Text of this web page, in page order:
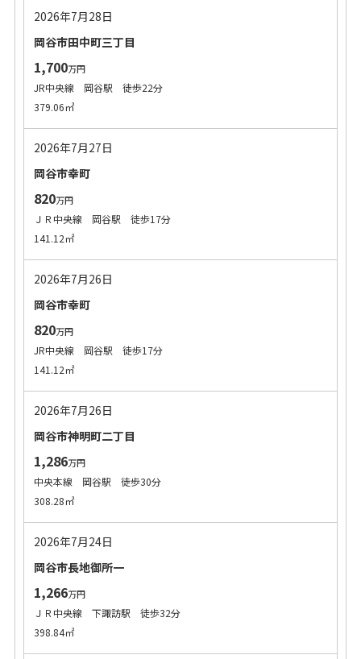
2026年7月28日
岡谷市田中町三丁目
1,700万円
JR中央線 岡谷駅 徒歩22分
379.06㎡
2026年7月27日
岡谷市幸町
820万円
ＪＲ中央線 岡谷駅 徒歩17分
141.12㎡
2026年7月26日
岡谷市幸町
820万円
JR中央線 岡谷駅 徒歩17分
141.12㎡
2026年7月26日
岡谷市神明町二丁目
1,286万円
中央本線 岡谷駅 徒歩30分
308.28㎡
2026年7月24日
岡谷市長地御所一
1,266万円
ＪＲ中央線 下諏訪駅 徒歩32分
398.84㎡